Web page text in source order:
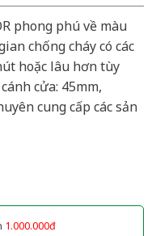
phong phú về màu
chống cháy có các
hoặc lâu hơn tùy
cửa: 45mm,
cung cấp các sản
1.000.000đ